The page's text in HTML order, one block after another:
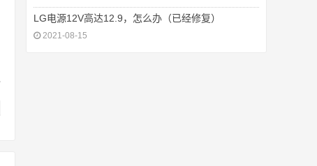
LG电源12V高达12.9，怎么办（已经修复）
2021-08-15